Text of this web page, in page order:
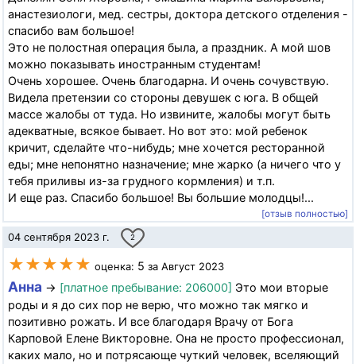
анастезиологи, мед. сестры, доктора детского отделения -
спасибо вам большое!
Это не полостная операция была, а праздник. А мой шов
можно показывать иностранным студентам!
Очень хорошее. Очень благодарна. И очень сочувствую.
Видела претензии со стороны девушек с юга. В общей
массе жалобы от туда. Но извините, жалобы могут быть
адекватные, всякое бывает. Но вот это: мой ребенок
кричит, сделайте что-нибудь; мне хочется ресторанной
еды; мне непонятно назначение; мне жарко (а ничего что у
тебя приливы из-за грудного кормления) и т.п.
И еще раз. Спасибо большое! Вы большие молодцы!...
[отзыв полностью]
04 сентября 2023 г. 2
★★★★★ оценка: 5 за Август 2023
Анна → [платное пребывание: 206000] Это мои вторые
роды и я до сих пор не верю, что можно так мягко и
позитивно рожать. И все благодаря Врачу от Бога
Карповой Елене Викторовне. Она не просто профессионал,
каких мало, но и потрясающе чуткий человек, вселяющий